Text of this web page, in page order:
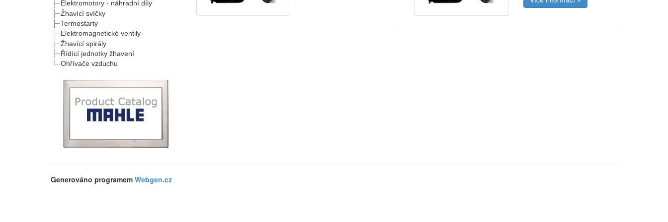
Elektromotory - náhradní díly
Žhavící svíčky
Termostarty
Elektromagnetické ventily
Žhavící spirály
Řídící jednotky žhavení
Ohřívače vzduchu
Generováno programem Webgen.cz